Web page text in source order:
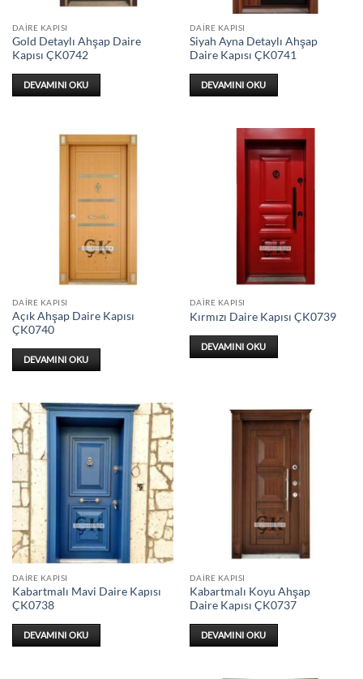
DAIRE KAPISI
Gold Detaylı Ahşap Daire
Kapısı ÇK0742
DEVAMINI OKU
DAIRE KAPISI
Siyah Ayna Detaylı Ahşap
Daire Kapısı ÇK0741
DEVAMINI OKU
DAIRE KAPISI
Açık Ahşap Daire Kapısı
ÇK0740
DEVAMINI OKU
DAIRE KAPISI
Kırmızı Daire Kapısı ÇK0739
DEVAMINI OKU
DAIRE KAPISI
Kabartmalı Mavi Daire Kapısı
ÇK0738
DEVAMINI OKU
DAIRE KAPISI
Kabartmalı Koyu Ahşap
Daire Kapısı ÇK0737
DEVAMINI OKU